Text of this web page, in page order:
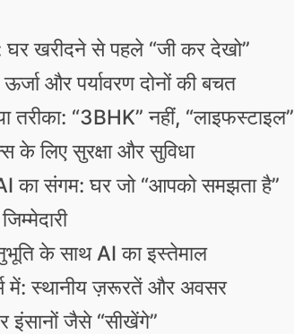
घर खरीदने से पहले “जी कर देखो”
और पर्यावरण दोनों की बचत
“3BHK” नहीं, “लाइफस्टाइल”
के लिए सुरक्षा और सुविधा
का संगम: घर जो “आपको समझता है”
के साथ AI का इस्तेमाल
में: स्थानीय ज़रूरतें और अवसर
इंसानों जैसे “सीखेंगे”